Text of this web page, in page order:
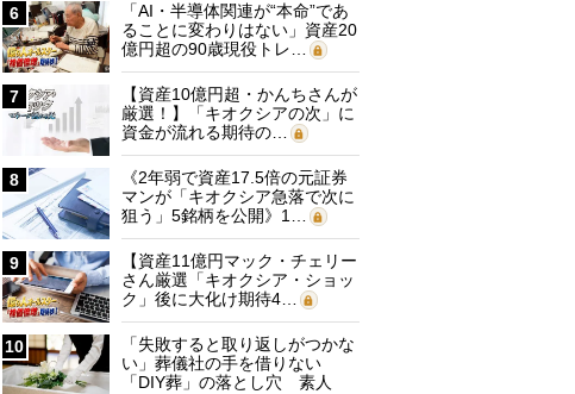
6
「AI・半導体関連が“本命”であ
ることに変わりはない」資産20
億円超の90歳現役トレ…
7
【資産10億円超・かんちさんが
厳選！】「キオクシアの次」に
資金が流れる期待の…
8
《2年弱で資産17.5倍の元証券
マンが「キオクシア急落で次に
狙う」5銘柄を公開》1…
9
【資産11億円マック・チェリー
さん厳選「キオクシア・ショッ
ク」後に大化け期待4…
10
「失敗すると取り返しがつかな
い」葬儀社の手を借りない
「DIY葬」の落とし穴 素人